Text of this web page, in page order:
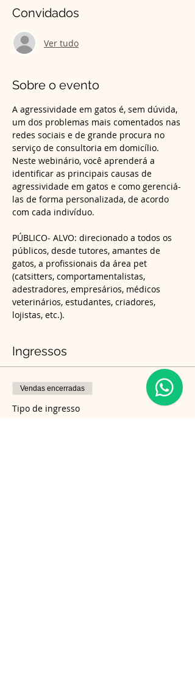
Convidados
Ver tudo
Sobre o evento
A agressividade em gatos é, sem dúvida,
um dos problemas mais comentados nas
redes sociais e de grande procura no
serviço de consultoria em domicílio.
Neste webinário, você aprenderá a
identificar as principais causas de
agressividade em gatos e como gerenciá-
las de forma personalizada, de acordo
PÚBLICO- ALVO: direcionado a todos os
públicos, desde tutores, amantes de
gatos, a profissionais da área pet
(catsitters, comportamentalistas,
adestradores, empresários, médicos
veterinários, estudantes, criadores,
lojistas, etc.).
Ingressos
Vendas encerradas
Tipo de ingresso